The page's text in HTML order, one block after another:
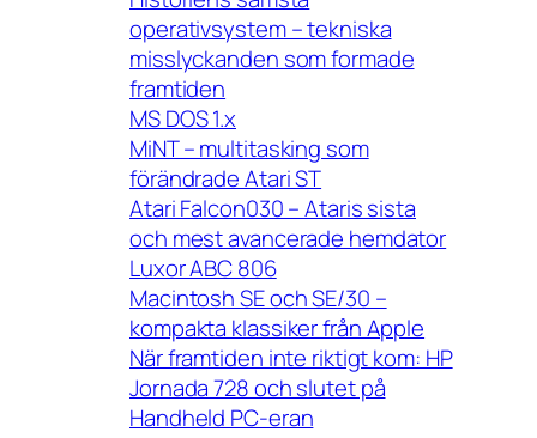
operativsystem – tekniska
misslyckanden som formade
framtiden
MS DOS 1.x
MiNT – multitasking som
förändrade Atari ST
Atari Falcon030 – Ataris sista
och mest avancerade hemdator
Luxor ABC 806
Macintosh SE och SE/30 –
kompakta klassiker från Apple
När framtiden inte riktigt kom: HP
Jornada 728 och slutet på
Handheld PC-eran